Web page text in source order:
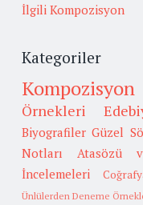
İlgili Kompozisyon
Kategoriler
Örnekleri
Biyografiler Güzel
Notları
Atasözü
İncelemeleri
Ünlülerden Deneme